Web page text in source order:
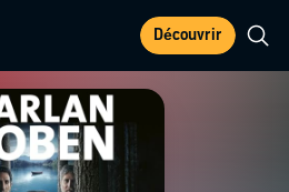
Découvrir